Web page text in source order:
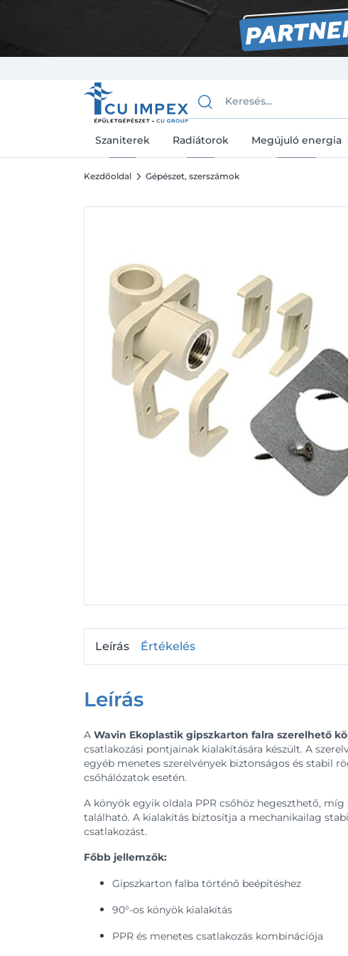
Szaniterek Radiátorok Megújuló energia
Kezdőoldal Gépészet, szerszámok
Leírás Értékelés
Leírás
A Wavin Ekoplastik gipszkarton falra szerelhető
csatlakozási pontjainak kialakítására készült. A
egyéb menetes szerelvények biztonságos és stabil
csőhálózatok esetén.
A könyök egyik oldala PPR csőhöz hegeszthető,
található. A kialakítás biztosítja a mechanikailag
csatlakozást.
Főbb jellemzők:
Gipszkarton falba történő beépítéshez
90°-os könyök kialakítás
PPR és menetes csatlakozás kombinációja